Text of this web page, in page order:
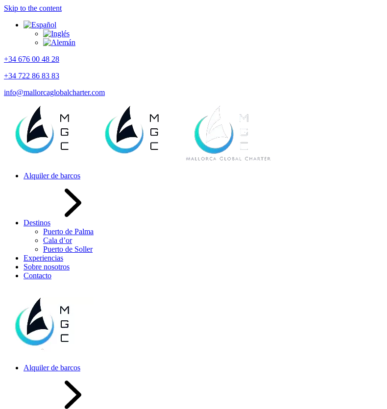
Skip to the content
+34 676 00 48 28
+34 722 86 83 83
info@mallorcaglobalcharter.com
Alquiler de barcos
Destinos
Puerto de Palma
Cala d’or
Puerto de Soller
Experiencias
Sobre nosotros
Contacto
Alquiler de barcos